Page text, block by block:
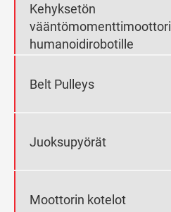
Kehyksetön
vääntömomenttimoottori
humanoidirobotille
Belt Pulleys
Juoksupyörät
Moottorin kotelot